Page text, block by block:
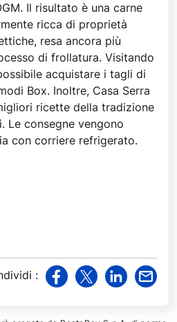
Il risultato è una carne
ricca di proprietà
resa ancora più
di frollatura. Visitando
acquistare i tagli di
Box. Inoltre, Casa Serra
ricette della tradizione
Le consegne vengono
con corriere refrigerato.
:
v
a
v
a
v
a